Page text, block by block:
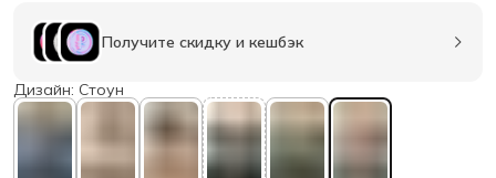
Получите скидку и кешбэк
Дизайн: Стоун